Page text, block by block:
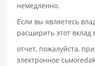
немедленно.
Если вы являетесь
расширить этот вклад
отчет, пожалуйста,
электронное